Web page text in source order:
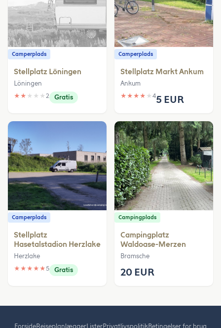
Camperplads
Stellplatz Löningen
Löningen
★ ★ ★ ★ ★ 2 Gratis
Camperplads
Stellplatz Markt Ankum
Ankum
★ ★ ★ ★ ★ 45 EUR
Camperplads
Stellplatz
Hasetalstadion Herzlake
Herzlake
★ ★ ★ ★ ★5 Gratis
Campingplads
Campingplatz
Waldoase-Merzen
Bramsche
20 EUR
ForsideRejseplanlægger ListerPrivatlivspolitik Betingelser for brug